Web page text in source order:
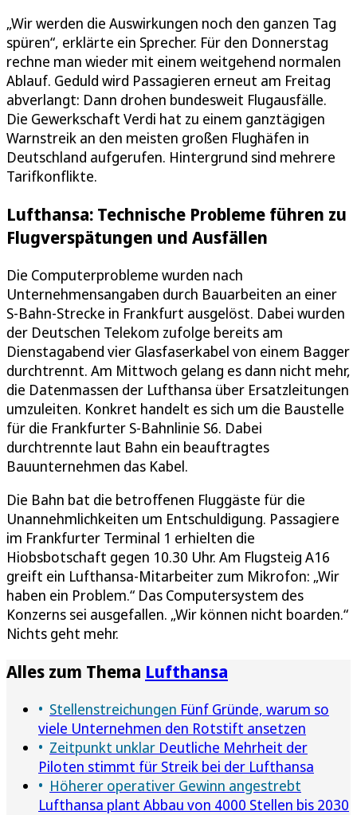
„Wir werden die Auswirkungen noch den ganzen Tag
spüren“, erklärte ein Sprecher. Für den Donnerstag
rechne man wieder mit einem weitgehend normalen
Ablauf. Geduld wird Passagieren erneut am Freitag
abverlangt: Dann drohen bundesweit Flugausfälle.
Die Gewerkschaft Verdi hat zu einem ganztägigen
Warnstreik an den meisten großen Flughäfen in
Deutschland aufgerufen. Hintergrund sind mehrere
Tarifkonflikte.
Lufthansa: Technische Probleme führen zu
Flugverspätungen und Ausfällen
Die Computerprobleme wurden nach
Unternehmensangaben durch Bauarbeiten an einer
S-Bahn-Strecke in Frankfurt ausgelöst. Dabei wurden
der Deutschen Telekom zufolge bereits am
Dienstagabend vier Glasfaserkabel von einem Bagger
durchtrennt. Am Mittwoch gelang es dann nicht mehr,
die Datenmassen der Lufthansa über Ersatzleitungen
umzuleiten. Konkret handelt es sich um die Baustelle
für die Frankfurter S-Bahnlinie S6. Dabei
durchtrennte laut Bahn ein beauftragtes
Bauunternehmen das Kabel.
Die Bahn bat die betroffenen Fluggäste für die
Unannehmlichkeiten um Entschuldigung. Passagiere
im Frankfurter Terminal 1 erhielten die
Hiobsbotschaft gegen 10.30 Uhr. Am Flugsteig A16
greift ein Lufthansa-Mitarbeiter zum Mikrofon: „Wir
haben ein Problem.“ Das Computersystem des
Konzerns sei ausgefallen. „Wir können nicht boarden.“
Nichts geht mehr.
Alles zum Thema Lufthansa
Stellenstreichungen Fünf Gründe, warum so
viele Unternehmen den Rotstift ansetzen
Zeitpunkt unklar Deutliche Mehrheit der
Piloten stimmt für Streik bei der Lufthansa
Höherer operativer Gewinn angestrebt
Lufthansa plant Abbau von 4000 Stellen bis 2030